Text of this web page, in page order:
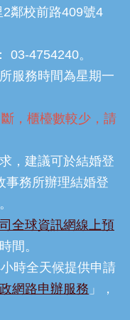
鄰校前路409號4
4754240。
服務時間為星期一
，櫃檯數較少，請
，建議可於結婚登
事務所辦理結婚登
全球資訊網線上預
間。
時全天候提供申請
網路申辦服務 」，